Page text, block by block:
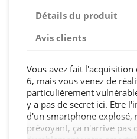
Détails du produit
Avis clients
Vous avez fait
6, mais vous venez de
particulièrement
y a pas de secret ici. Etre
d'un smartphone explosé,
prévoyant, ça n'arrive pas